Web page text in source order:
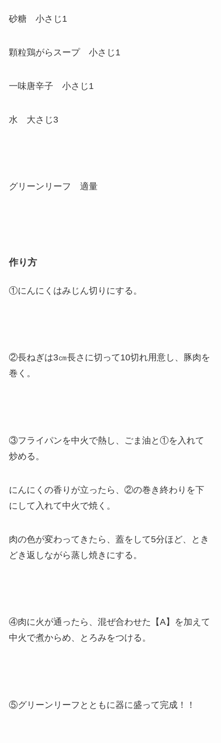
砂糖 小さじ1
顆粒鶏がらスープ 小さじ1
一味唐辛子 小さじ1
水 大さじ3
グリーンリーフ 適量
作り方
①にんにくはみじん切りにする。
②長ねぎは3㎝長さに切って10切れ用意し、豚肉を
巻く。
③フライパンを中火で熱し、ごま油と①を入れて
炒める。
にんにくの香りが立ったら、②の巻き終わりを下
にして入れて中火で焼く。
肉の色が変わってきたら、蓋をして5分ほど、とき
どき返しながら蒸し焼きにする。
④肉に火が通ったら、混ぜ合わせた【A】を加えて
中火で煮からめ、とろみをつける。
⑤グリーンリーフとともに器に盛って完成！！